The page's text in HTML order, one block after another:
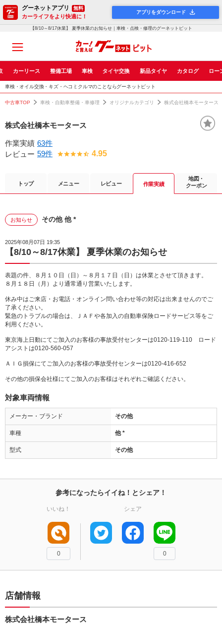
グーネットアプリ 無料
カーライフをより快適に！
アプリをダウンロード
【8/10～8/17休業】 夏季休業のお知らせ｜車検・点検・修理のグーネットピット
カーリース 整備工場 車検 タイヤ交換 新品タイヤ カタログ ロー
車検・オイル交換・キズ・ヘコミクルマのことならグーネットピット
中古車TOP 車検・自動車整備・車修理 オリジナルカテゴリ 株式会社橋本モータース
株式会社橋本モータース
作業実績 63件
レビュー 59件 4.95
トップ メニュー レビュー 作業実績
地図・
クーポン
お知らせ その他 他 *
2025年08月07日 19:35
【8/10～8/17休業】 夏季休業のお知らせ
表題の件、８月１０日（日）～８月１７日（日）は休業とさせて頂きます。
８月１８日（月）より通常通り営業いたします。
休み中はご来店・お電話・オンライン問い合わせ等の対応は出来ませんのでご
了承ください。
緊急のトラブルの場合は、ＪＡＦや各加入の自動車保険ロードサービス等をご
利用ください。
東京海上日動にてご加入のお客様の事故受付センターは0120-119-110 ロード
アシストは0120-560-057
ＡＩＧ損保にてご加入のお客様の事故受付センターは0120-416-652
その他の損保会社様にてご加入のお客様はそれぞれご確認ください。
対象車両情報
メーカー・ブランド その他
車種 他 *
型式 その他
参考になったらイイね！とシェア！
いいね！
0
シェア
0
店舗情報
株式会社橋本モータース